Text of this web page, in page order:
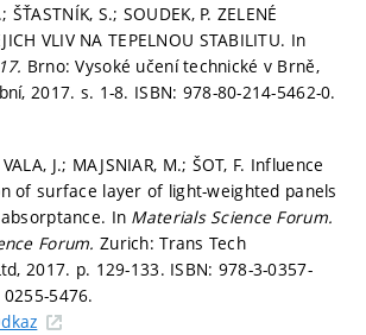
ŠŤASTNÍK, S.; SOUDEK, P. ZELENÉ
VLIV NA TEPELNOU STABILITU. In
Brno: Vysoké učení technické v Brně,
2017. s. 1-8. ISBN: 978-80-214-5462-0.
J.; MAJSNIAR, M.; ŠOT, F. Influence
of surface layer of light-weighted panels
In Materials Science Forum.
Forum. Zurich: Trans Tech
2017. p. 129-133. ISBN: 978-3-0357-
0255-5476.